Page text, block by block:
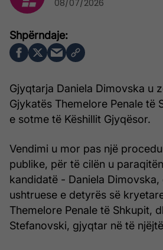
Gjyqtarja Daniela Dimovska u
Gjykatës Themelore Penale të
e sotme të Këshillit Gjyqësor.
Vendimi u mor pas një
publike, për të cilën u
kandidatë - Daniela
ushtruese e detyrës së
Themelore Penale të Shkupit,
Stefanovski, gjyqtar në të
08/07/2026